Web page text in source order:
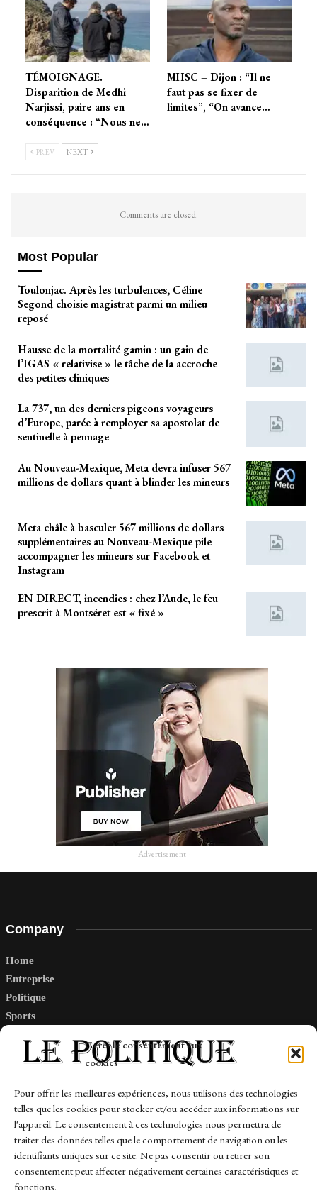
Gérer le consentement aux
cookies
Pour offrir les meilleures expériences, nous utilisons des technologies
telles que les cookies pour stocker et/ou accéder aux informations sur
l'appareil. Le consentement à ces technologies nous permettra de
traiter des données telles que le comportement de navigation ou les
identifiants uniques sur ce site. Ne pas consentir ou retirer son
consentement peut affecter négativement certaines caractéristiques et
fonctions.
TÉMOIGNAGE.
Disparition de Medhi
Narjissi, paire ans en
conséquence : “Nous ne…
MHSC – Dijon : “Il ne
faut pas se fixer de
limites”, “On avance…
PREV NEXT
Comments are closed.
Most Popular
Toulonjac. Après les turbulences, Céline
Segond choisie magistrat parmi un milieu
reposé
Hausse de la mortalité gamin : un gain de
l’IGAS « relativise » le tâche de la accroche
des petites cliniques
La 737, un des derniers pigeons voyageurs
d’Europe, parée à remployer sa apostolat de
sentinelle à pennage
Au Nouveau-Mexique, Meta devra infuser 567
millions de dollars quant à blinder les mineurs
Meta châle à basculer 567 millions de dollars
supplémentaires au Nouveau-Mexique pile
accompagner les mineurs sur Facebook et
Instagram
EN DIRECT, incendies : chez l’Aude, le feu
prescrit à Montséret est « fixé »
- Advertisement -
Company
Home
Entreprise
Politique
Sports
Links
Contact
Sitemap